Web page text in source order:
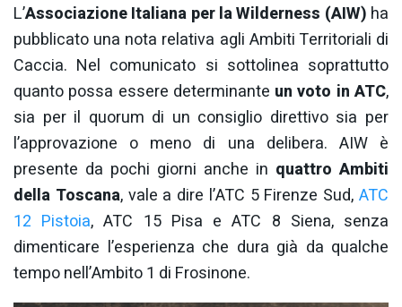
L’Associazione Italiana per la Wilderness (AIW) ha
pubblicato una nota relativa agli Ambiti Territoriali di
Caccia. Nel comunicato si sottolinea soprattutto
quanto possa essere determinante un voto in ATC,
sia per il quorum di un consiglio direttivo sia per
l’approvazione o meno di una delibera. AIW è
presente da pochi giorni anche in quattro Ambiti
della Toscana, vale a dire l’ATC 5 Firenze Sud,ATC
12 Pistoia, ATC 15 Pisa e ATC 8 Siena, senza
dimenticare l’esperienza che dura già da qualche
tempo nell’Ambito 1 di Frosinone.